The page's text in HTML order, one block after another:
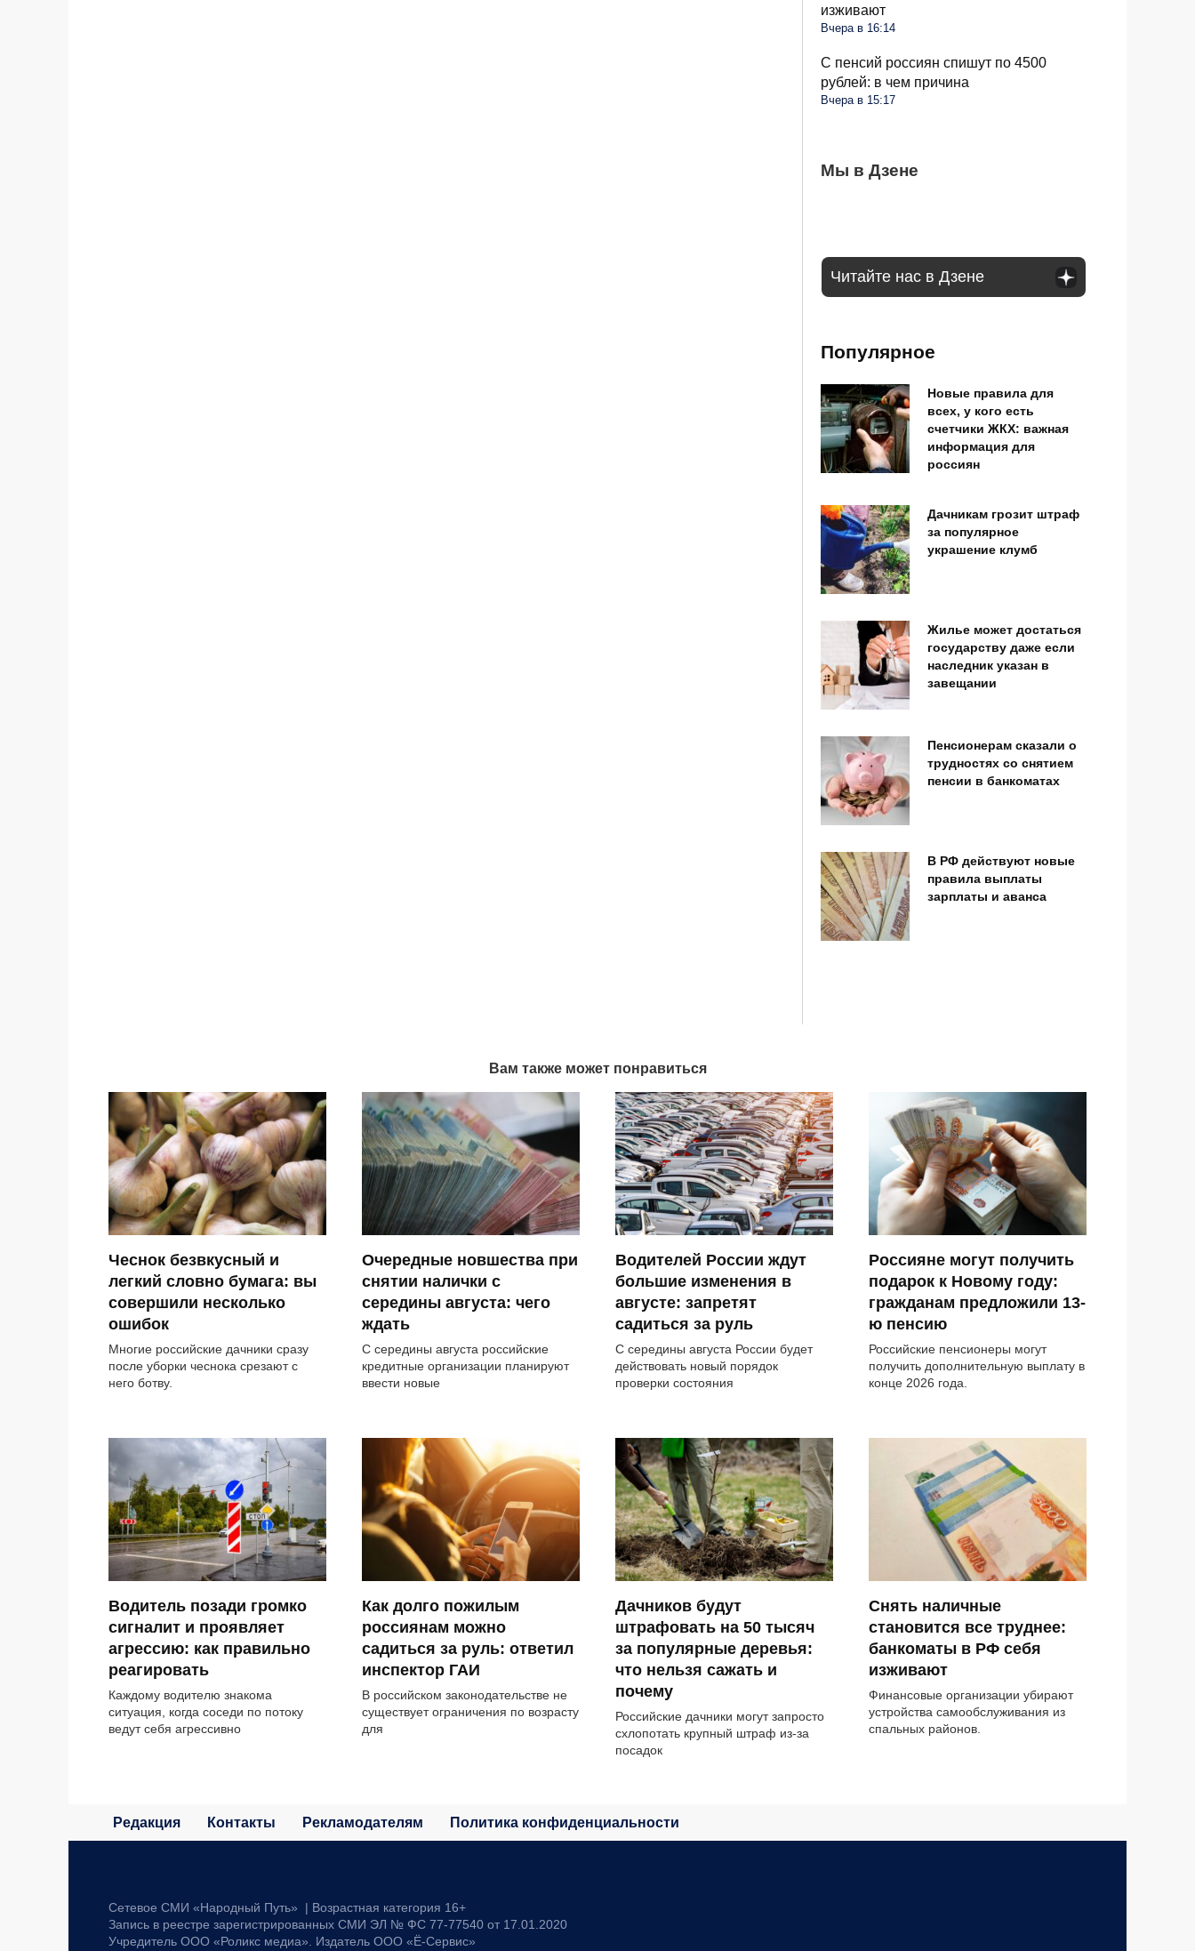
изживают
Вчера в 16:14
С пенсий россиян спишут по 4500
рублей: в чем причина
Вчера в 15:17
Мы в Дзене
Чеснок безвкусный и легкий словно
бумага: вы совершили несколько ошибок
Очередные новшества при снятии
Водителей России ждут большие
Читайте нас в Дзене
Популярное
Новые правила для
всех, у кого есть
счетчики ЖКХ: важная
информация для
россиян
Дачникам грозит штраф
за популярное
украшение клумб
Жилье может достаться
государству даже если
наследник указан в
завещании
Пенсионерам сказали о
трудностях со снятием
пенсии в банкоматах
В РФ действуют новые
правила выплаты
зарплаты и аванса
Вам также может понравиться
Чеснок безвкусный и
легкий словно бумага: вы
совершили несколько
ошибок
Многие российские дачники сразу
после уборки чеснока срезают с
него ботву.
Очередные новшества при
снятии налички с
середины августа: чего
ждать
С середины августа российские
кредитные организации планируют
ввести новые
Водителей России ждут
большие изменения в
августе: запретят
садиться за руль
С середины августа России будет
действовать новый порядок
проверки состояния
Россияне могут получить
подарок к Новому году:
гражданам предложили 13-
ю пенсию
Российские пенсионеры могут
получить дополнительную выплату в
конце 2026 года.
Водитель позади громко
сигналит и проявляет
агрессию: как правильно
реагировать
Каждому водителю знакома
ситуация, когда соседи по потоку
ведут себя агрессивно
Как долго пожилым
россиянам можно
садиться за руль: ответил
инспектор ГАИ
В российском законодательстве не
существует ограничения по возрасту
для
Дачников будут
штрафовать на 50 тысяч
за популярные деревья:
что нельзя сажать и
почему
Российские дачники могут запросто
схлопотать крупный штраф из-за
посадок
Снять наличные
становится все труднее:
банкоматы в РФ себя
изживают
Финансовые организации убирают
устройства самообслуживания из
спальных районов.
Редакция Контакты Рекламодателям Политика конфиденциальности
Сетевое СМИ «Народный Путь» | Возрастная категория 16+
Запись в реестре зарегистрированных СМИ ЭЛ № ФС 77-77540 от 17.01.2020
Учредитель ООО «Роликс медиа». Издатель ООО «Ё-Сервис»